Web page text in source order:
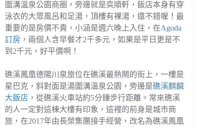
圍溝溫泉公園商圈，旁邊就是奕順軒，飯店本身有穿
泳衣的大眾風呂和足湯，頂樓有裸湯，還不錯喔！最
重要的是房價不貴，小涵是週六晚上入住，在Agoda
訂房 ，兩個人含早餐才2千多元，如果是平日更是不
到2千元，好平價啊！
礁溪鳳凰德陽川泉旅位在礁溪最熱鬧的街上，一樓是
星巴克，斜對面是湯圍溝溫泉公園，旁邊是礁溪麒麟
大飯店 ，從礁溪火車站約5分鐘步行距離。常來礁溪
的人一定對這棟大樓有印象，這裡的前身是城市商
旅，在2017年由長榮集團接手經營，改名為礁溪鳳凰